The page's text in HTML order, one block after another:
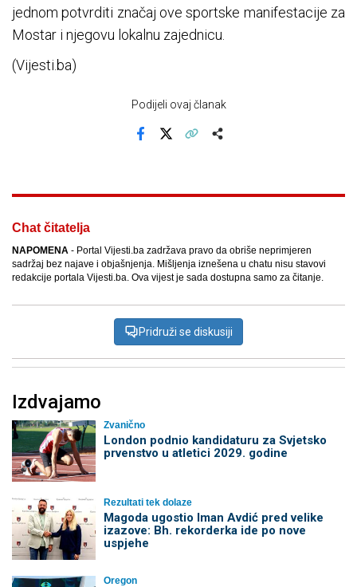
jednom potvrditi značaj ove sportske manifestacije za
Mostar i njegovu lokalnu zajednicu.
(Vijesti.ba)
Podijeli ovaj članak
Facebook
Chat čitatelja
NAPOMENA - Portal Vijesti.ba zadržava pravo da obriše neprimjeren
sadržaj bez najave i objašnjenja. Mišljenja iznešena u chatu nisu stavovi
redakcije portala Vijesti.ba. Ova vijest je sada dostupna samo za čitanje.
Pridruži se diskusiji
Izdvajamo
Zvanično
London podnio kandidaturu za Svjetsko
prvenstvo u atletici 2029. godine
Rezultati tek dolaze
Magoda ugostio Iman Avdić pred velike
izazove: Bh. rekorderka ide po nove
uspjehe
Oregon